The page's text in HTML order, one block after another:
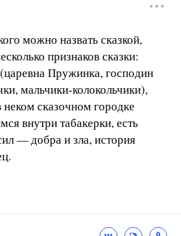
можно назвать сказкой,
признаков сказки:
Пружинка, господин
мальчики-колокольчики),
сказочном городке
внутри табакерки, есть
— добра и зла, история